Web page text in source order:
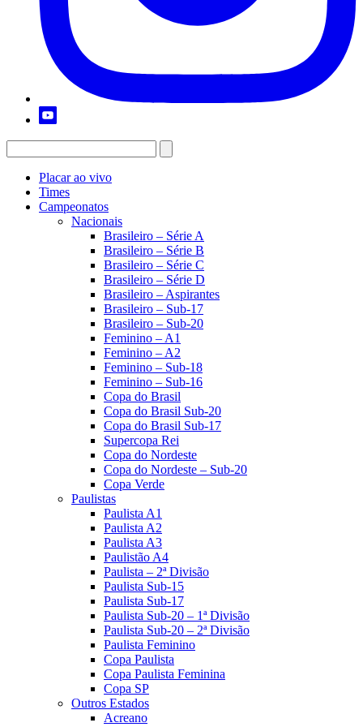
Placar ao vivo
Times
Campeonatos
Nacionais
Brasileiro – Série A
Brasileiro – Série B
Brasileiro – Série C
Brasileiro – Série D
Brasileiro – Aspirantes
Brasileiro – Sub-17
Brasileiro – Sub-20
Feminino – A1
Feminino – A2
Feminino – Sub-18
Feminino – Sub-16
Copa do Brasil
Copa do Brasil Sub-20
Copa do Brasil Sub-17
Supercopa Rei
Copa do Nordeste
Copa do Nordeste – Sub-20
Copa Verde
Paulistas
Paulista A1
Paulista A2
Paulista A3
Paulistão A4
Paulista – 2ª Divisão
Paulista Sub-15
Paulista Sub-17
Paulista Sub-20 – 1ª Divisão
Paulista Sub-20 – 2ª Divisão
Paulista Feminino
Copa Paulista
Copa Paulista Feminina
Copa SP
Outros Estados
Acreano